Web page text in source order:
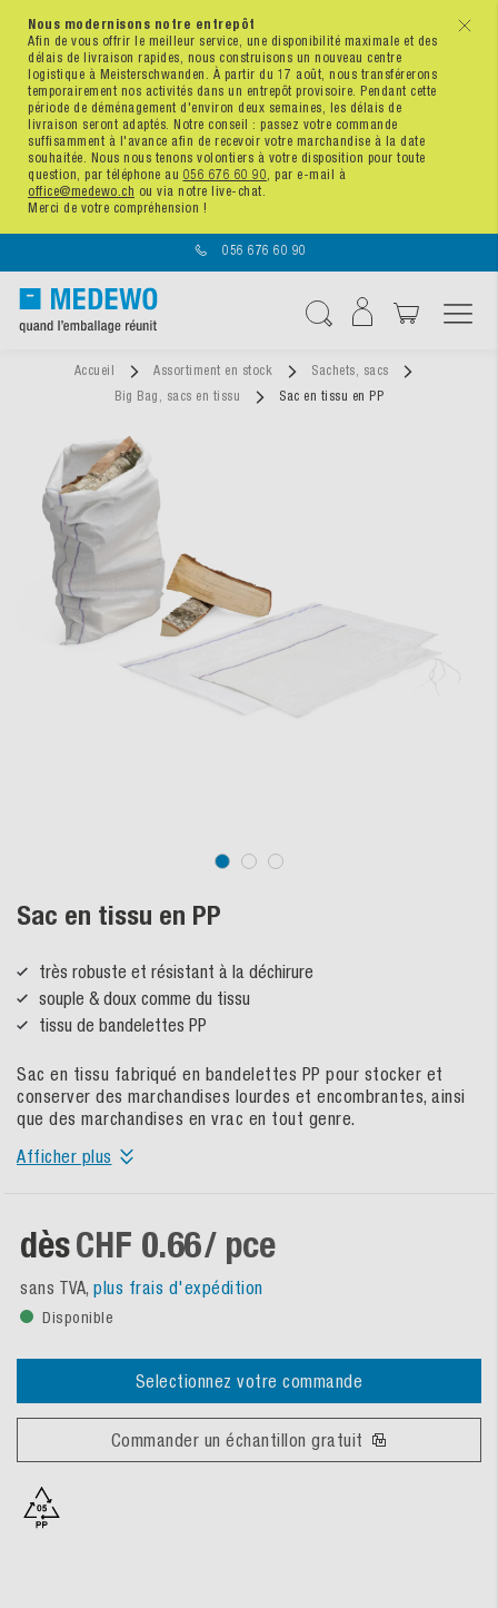
x
Nous modernisons notre entrepôt
Afin de vous offrir le meilleur service, une disponibilité maximale et des
délais de livraison rapides, nous construisons un nouveau centre
logistique à Meisterschwanden. À partir du 17 août, nous transférerons
temporairement nos activités dans un entrepôt provisoire. Pendant cette
période de déménagement d'environ deux semaines, les délais de
livraison seront adaptés. Notre conseil : passez votre commande
suffisamment à l'avance afin de recevoir votre marchandise à la date
souhaitée. Nous nous tenons volontiers à votre disposition pour toute
question, par téléphone au 056 676 60 90, par e-mail à
office@medewo.ch ou via notre live-chat.
Merci de votre compréhension !
056 676 60 90
Accueil Assortiment en stock
Sachets, sacs
Big Bag, sacs en tissu
Sac en tissu en PP
Sac en tissu en PP
très robuste et résistant à la déchirure
souple & doux comme du tissu
tissu de bandelettes PP
Sac en tissu fabriqué en bandelettes PP pour stocker et
conserver des marchandises lourdes et encombrantes, ainsi
que des marchandises en vrac en tout genre.
Afficher plus
dèsCHF 0.66/ pce
sans TVA, plus frais d'expédition
Disponible
Selectionnez votre commande
Commander un échantillon gratuit